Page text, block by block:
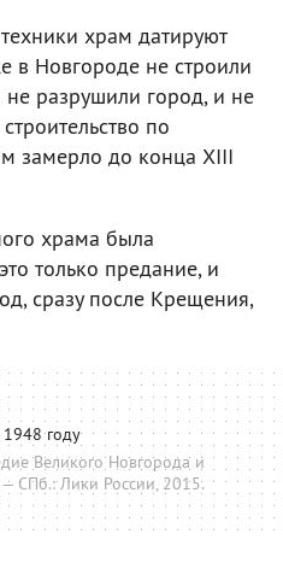
храм датируют
в Новгороде не строили
разрушили город, и не
по
замерло до конца XIII
храма была
только предание, и
сразу после Крещения,
году
Великого Новгорода и
СПб.: Лики России, 2015.